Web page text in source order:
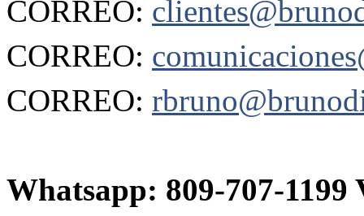
CORREO:
CORREO:
CORREO:
Whatsapp: 809-707-1199